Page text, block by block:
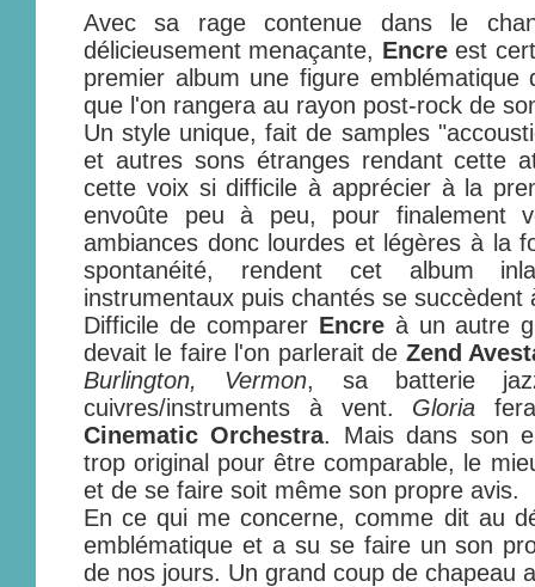
Avec sa rage contenue dans le
délicieusement menaçante, Encreest
premier album une figure emblématique
que l'on rangera au rayon post-rock de
Un style unique, fait de samples
et autres sons étranges rendant cette
cette voix si difficile à apprécier à la
envoûte peu à peu, pour finalement
ambiances donc lourdes et légères à la
spontanéité, rendent cet album
instrumentaux puis chantés se succèdent
Difficile de comparer Encreà un autre
devait le faire l'on parlerait de Zend
Burlington, Vermon, sa batterie
cuivres/instruments à vent. Gloria
Cinematic Orchestra. Mais dans son
trop original pour être comparable, le
et de se faire soit même son propre avis.
En ce qui me concerne, comme dit au
emblématique et a su se faire un son
de nos jours. Un grand coup de chapeau